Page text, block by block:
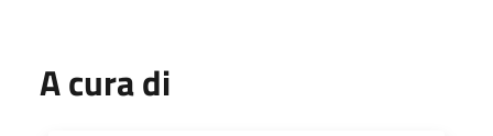
A cura di